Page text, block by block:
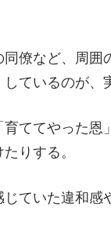
僚など、周囲
ているのが、
ててやった恩
りする。
ていた違和感